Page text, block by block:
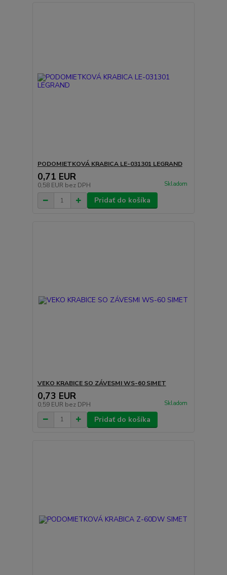
PODOMIETKOVÁ KRABICA LE-031301 LEGRAND
0,71 EUR
0,58 EUR bez DPH Skladom
Pridať do košíka
VEKO KRABICE SO ZÁVESMI WS-60 SIMET
0,73 EUR
0,59 EUR bez DPH Skladom
Pridať do košíka